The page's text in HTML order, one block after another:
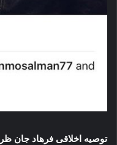
توصیه اخلاقی فرهاد جان